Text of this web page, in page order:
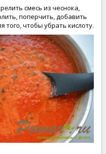
смесь из чеснока,
поперчить, добавить
того, чтобы убрать кислоту.